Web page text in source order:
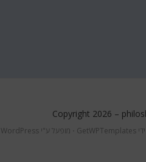
GetWPTemplates מופעל ע"י WordPress